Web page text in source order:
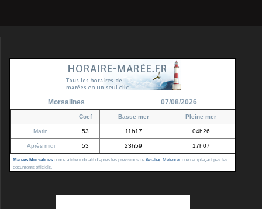
Morsalines 07/08/2026
Coef Basse mer Pleine mer
Matin 53 11h17 04h26
Après midi 53 23h59 17h07
Marées Morsalines donné à titre indicatif d'après les prévisions de Aviabag Météorem ne remplaçant pas les
documents officiels.